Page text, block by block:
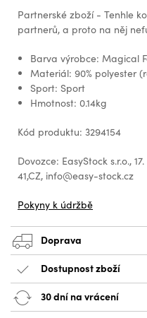
Partnerské zboží - Tenhle
partnerů, a proto na něj
Barva výrobce: Magical
Materiál: 90% polyester
Sport: Sport
Hmotnost: 0.14kg
Kód produktu: 3294154
Dovozce: EasyStock s.r.o.,
41,CZ, info@easy-stock.cz
Pokyny k údržbě
Doprava
Dostupnost zboží
30 dní na vrácení